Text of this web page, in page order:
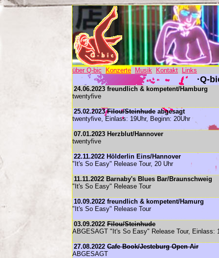
über Q-bic Konzerte Musik Kontakt Links
·Q-
24.06.2023 freundlich & kompetent/Hamburg
twentyfive
25.02.2023Filou/Steinhude abgesagt
twentyfive, Einlass: 19Uhr, Beginn: 20Uhr
07.01.2023 Herzblut/Hannover
twentyfive
22.11.2022 Hölderlin Eins/Hannover
"It's So Easy" Release Tour, 20 Uhr
11.11.2022 Barnaby's Blues Bar/Braunschweig
"It's So Easy" Release Tour
10.09.2022 freundlich & kompetent/Hamurg
"It's So Easy" Release Tour
03.09.2022 Filou/Steinhude
ABGESAGT "It's So Easy" Release Tour, Einlass:
27.08.2022 Cafe Book/Jesteburg Open Air
ABGESAGT